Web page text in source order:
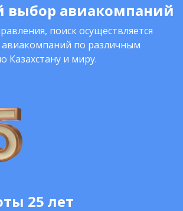
выбор авиакомпаний
поиск осуществляется
авиакомпаний по различным
Казахстану и миру.
25 лет